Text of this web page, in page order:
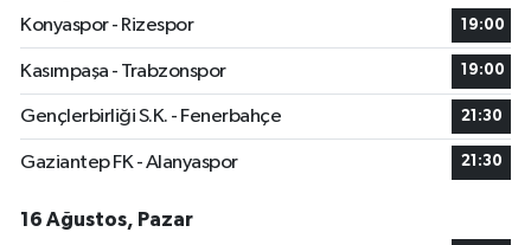
Konyaspor - Rizespor
19:00
Kasımpaşa - Trabzonspor 19:00
Gençlerbirliği S.K. - Fenerbahçe 21:30
Gaziantep FK - Alanyaspor 21:30
16 Ağustos, Pazar